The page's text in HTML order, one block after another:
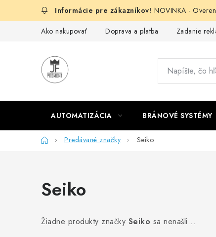
NOVINKA -
Ako nakupovať Doprava a platba Zadanie
AUTOMATIZÁCIA BRÁNOVÉ SYSTÉMY
DomovPredávané značky Seiko
Seiko
Žiadne produkty značky Seiko sa nenašli...